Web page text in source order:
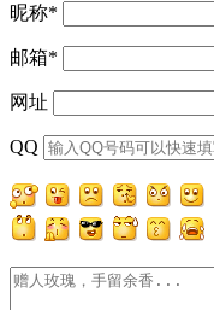
昵称*
邮箱*
网址
QQ